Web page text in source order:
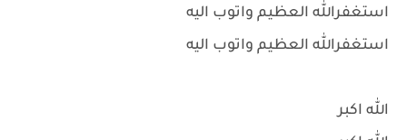
استغفرالله العظيم واتوب اليه
استغفرالله العظيم واتوب اليه
الله اكبر